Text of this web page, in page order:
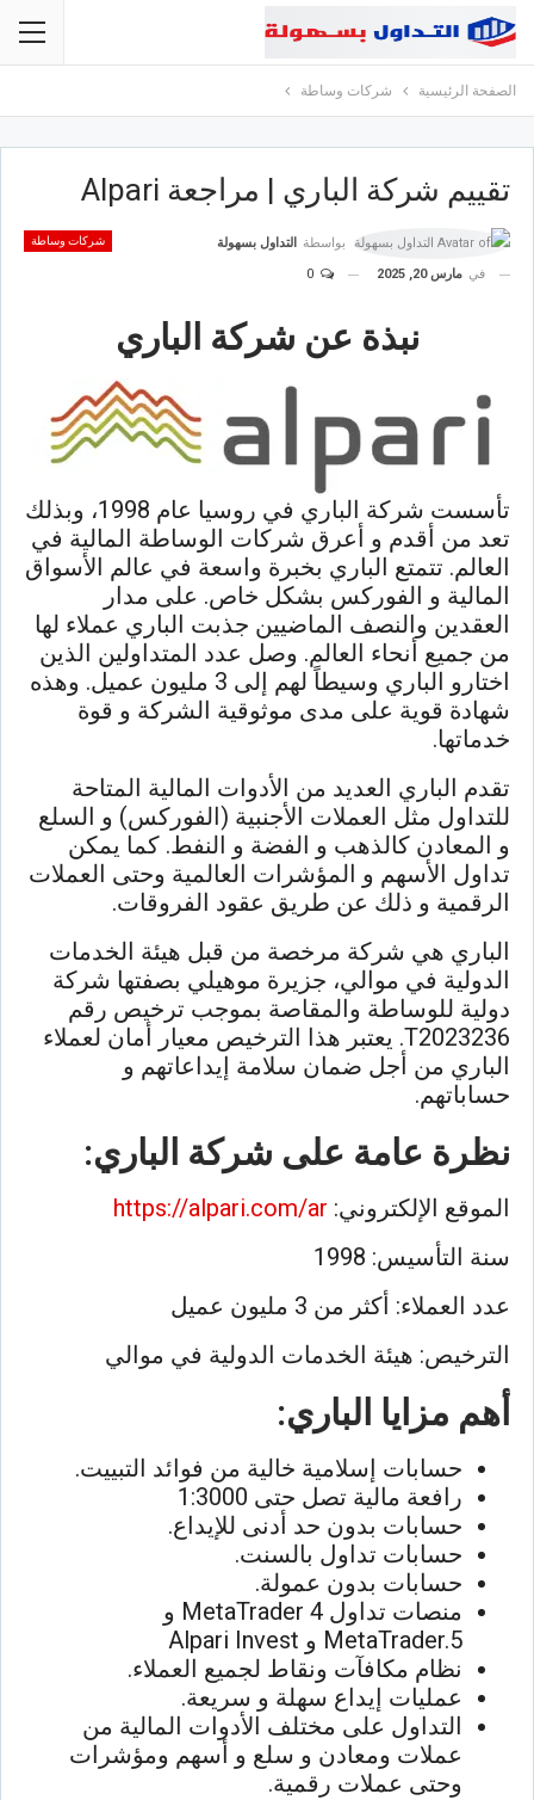
الصفحة الرئيسية شركات وساطة
تقييم شركة الباري | مراجعة Alpari
شركات وساطة بواسطة
التداول بسهولة
في مارس 20, 2025
نبذة عن شركة الباري
تأسست شركة الباري في روسيا عام 1998، وبذلك
تعد من أقدم و أعرق شركات الوساطة المالية في
العالم. تتمتع الباري بخبرة واسعة في عالم الأسواق
المالية و الفوركس بشكل خاص. على مدار
العقدين والنصف الماضيين جذبت الباري عملاء لها
من جميع أنحاء العالم. وصل عدد المتداولين الذين
اختارو الباري وسيطاً لهم إلى 3 مليون عميل. وهذه
شهادة قوية على مدى موثوقية الشركة و قوة
خدماتها.
تقدم الباري العديد من الأدوات المالية المتاحة
للتداول مثل العملات الأجنبية (الفوركس) و السلع
و المعادن كالذهب و الفضة و النفط. كما يمكن
تداول الأسهم و المؤشرات العالمية وحتى العملات
الرقمية و ذلك عن طريق عقود الفروقات.
الباري هي شركة مرخصة من قبل هيئة الخدمات
الدولية في موالي، جزيرة موهيلي بصفتها شركة
دولية للوساطة والمقاصة بموجب ترخيص رقم
T2023236. يعتبر هذا الترخيص معيار أمان لعملاء
الباري من أجل ضمان سلامة إيداعاتهم و
حساباتهم.
نظرة عامة على شركة الباري:
الموقع الإلكتروني: https://alpari.com/ar
سنة التأسيس: 1998
عدد العملاء: أكثر من 3 مليون عميل
الترخيص: هيئة الخدمات الدولية في موالي
أهم مزايا الباري:
حسابات إسلامية خالية من فوائد التبييت.
رافعة مالية تصل حتى 1:3000
حسابات بدون حد أدنى للإيداع.
حسابات تداول بالسنت.
حسابات بدون عمولة.
منصات تداول MetaTrader 4 و
MetaTrader.5 و Alpari Invest
نظام مكافآت ونقاط لجميع العملاء.
عمليات إيداع سهلة و سريعة.
التداول على مختلف الأدوات المالية من
عملات ومعادن و سلع و أسهم ومؤشرات
وحتى عملات رقمية.